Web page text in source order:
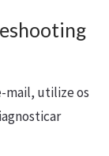
mail, utilize os